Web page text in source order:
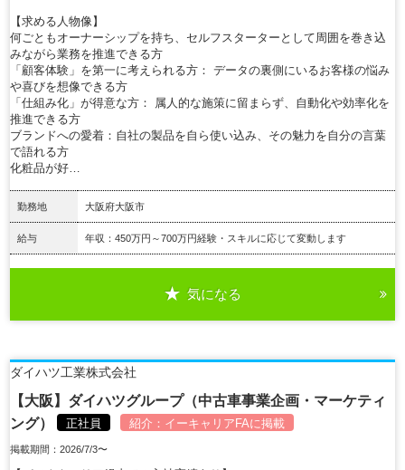
【求める人物像】
何ごともオーナーシップを持ち、セルフスターターとして周囲を巻き込
みながら業務を推進できる方
「顧客体験」を第一に考えられる方： データの裏側にいるお客様の悩み
や喜びを想像できる方
「仕組み化」が得意な方： 属人的な施策に留まらず、自動化や効率化を
推進できる方
ブランドへの愛着：自社の製品を自ら使い込み、その魅力を自分の言葉
で語れる方
化粧品が好…
勤務地 大阪府大阪市
給与 年収：450万円～700万円経験・スキルに応じて変動します
気になる
ダイハツ工業株式会社
【大阪】ダイハツグループ（中古車事業企画・マーケティ
ング）
正社員 紹介： イーキャリアFAに掲載
掲載期間：2026/7/3〜